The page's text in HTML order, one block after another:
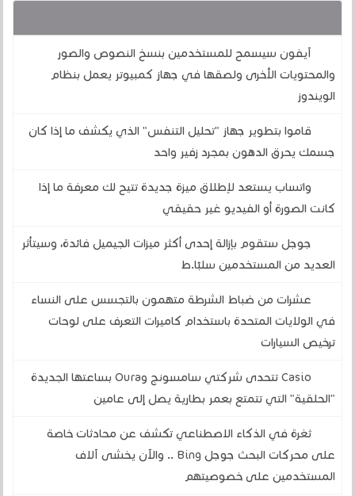
آيفون سيسمح للمستخدمين بنسخ النصوص والصور
والمحتويات الأخرى ولصقها في جهاز كمبيوتر يعمل بنظام
الويندوز
قاموا بتطوير جهاز "تحليل التنفس" الذي يكشف ما إذا كان
جسمك يحرق الدهون بمجرد زفير واحد
واتساب يستعد لإطلاق ميزة جديدة تتيح لك معرفة ما إذا
كانت الصورة أو الفيديو غير حقيقي
جوجل ستقوم بإزالة إحدى أكثر ميزات الجيميل فائدة، وسيتأثر
العديد من المستخدمين سلبًا.ط
عشرات من ضباط الشرطة متهمون بالتجسس على النساء
في الولايات المتحدة باستخدام كاميرات التعرف على لوحات
ترخيص السيارات
Casio تتحدى شركتي سامسونج وOura بساعتها الجديدة
"الحلقية" التي تتمتع بعمر بطارية يصل إلى عامين
ثغرة في الذكاء الاصطناعي تكشف عن محادثات خاصة
على محركات البحث جوجل Bing .. والآن يخشى آلاف
المستخدمين على خصوصيتهم